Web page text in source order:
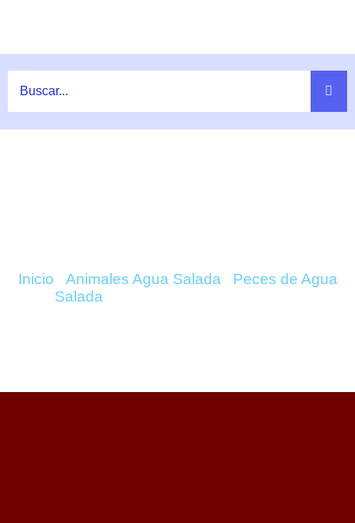
Inicio Animales Agua Salada
Peces de Agua
Salada